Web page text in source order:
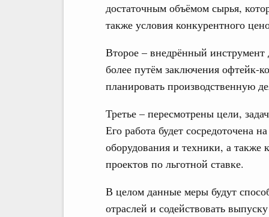
достаточным объёмом сырья,
также условия конкурентного
Второе – внедрённый инструмент
более путём заключения офтейк-
планировать производственную
Третье – пересмотрены цели,
Его работа будет сосредоточена
оборудования и техники, а
проектов по льготной ставке.
В целом данные меры будут
отраслей и содействовать